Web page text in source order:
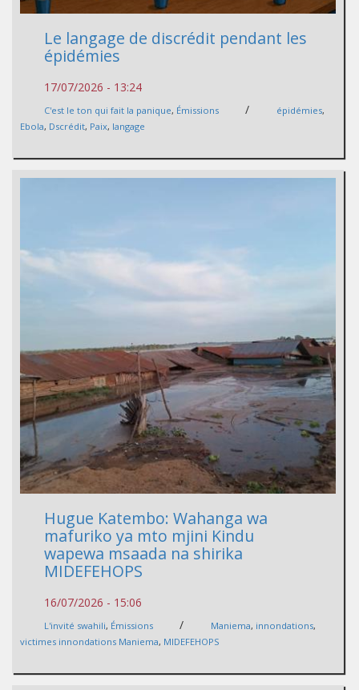
Le langage de discrédit pendant les
épidémies
17/07/2026 - 13:24
C'est le ton qui fait la panique, Émissions / épidémies,
Ebola, Dscrédit, Paix, langage
Hugue Katembo: Wahanga wa
mafuriko ya mto mjini Kindu
wapewa msaada na shirika
MIDEFEHOPS
16/07/2026 - 15:06
L'invité swahili, Émissions / Maniema, innondations,
victimes innondations Maniema, MIDEFEHOPS